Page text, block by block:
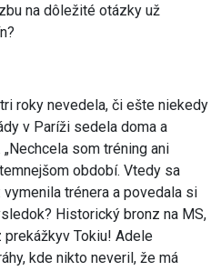
na dôležité otázky už
roky nevedela, či ešte niekedy
v Paríži sedela doma a
som tréning ani
období. Vtedy sa
trénera a povedala si
Historický bronz na MS,
Tokiu! Adele
kde nikto neveril, že má